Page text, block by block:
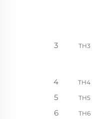
3 TH3
4 TH4
5 TH5
6 TH6